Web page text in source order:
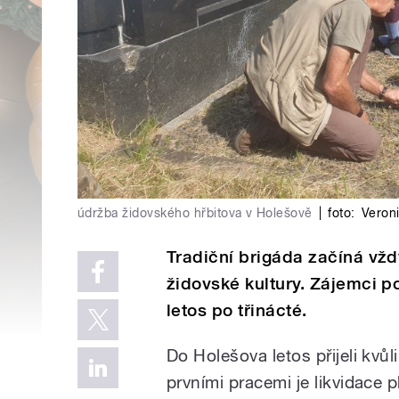
údržba židovského hřbitova v Holešově foto:
Tradiční brigáda začíná
židovské kultury. Zájemci
letos po třinácté.
Do Holešova letos přijeli
prvními pracemi je likvidace